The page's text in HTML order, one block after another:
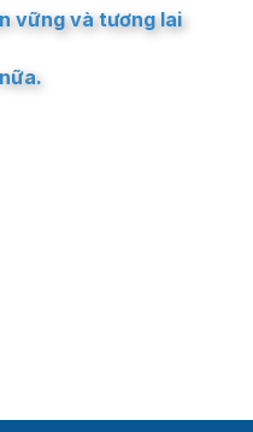
vững và tương lai